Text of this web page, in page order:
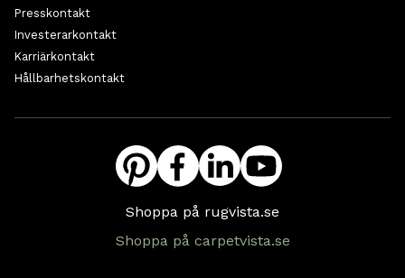
Presskontakt
Investerarkontakt
Karriärkontakt
Hållbarhetskontakt
Shoppa på rugvista.se
Shoppa på carpetvista.se